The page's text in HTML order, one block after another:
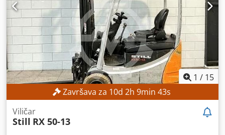
1 / 15
Završava za 10d 2h 9min 41s
Viličar
Still RX 50-13